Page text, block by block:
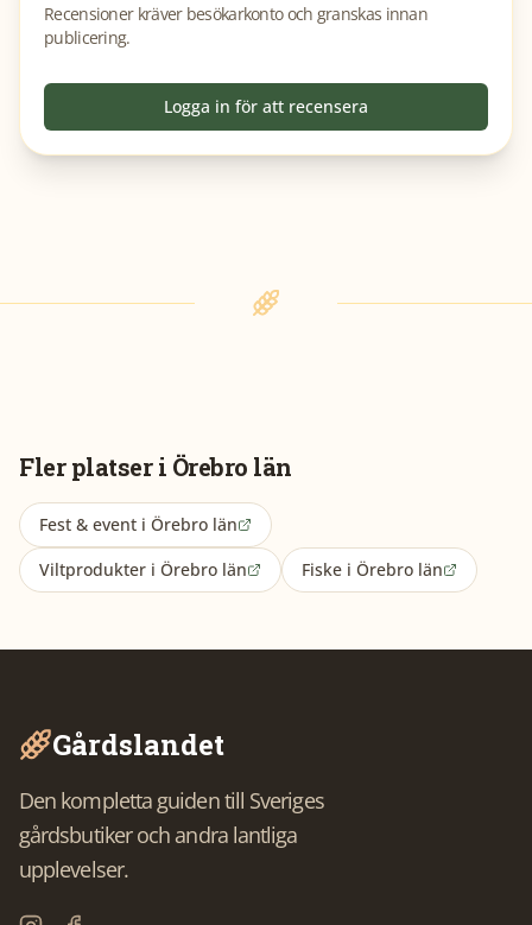
Recensioner kräver besökarkonto och granskas innan
publicering.
Logga in för att recensera
Fler platser i Örebro län
Fest & event i Örebro län
Viltprodukter i Örebro län Fiske i Örebro län
Gårdslandet
Den kompletta guiden till Sveriges
gårdsbutiker och andra lantliga
upplevelser.